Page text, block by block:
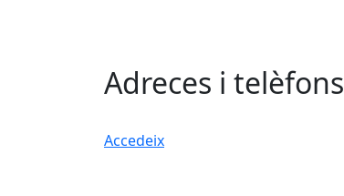
Adreces i telèfons
Accedeix